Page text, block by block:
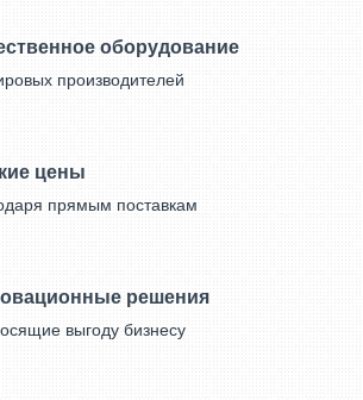
оборудование
производителей
цены
прямым поставкам
решения
выгоду бизнесу